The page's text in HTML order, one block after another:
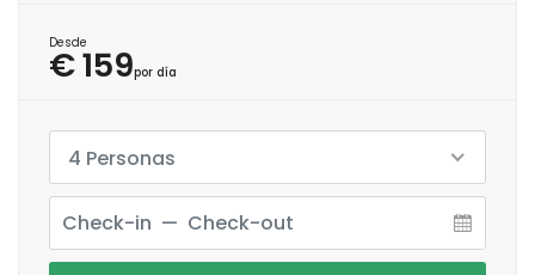
Desde
€ 159por día
4 Personas